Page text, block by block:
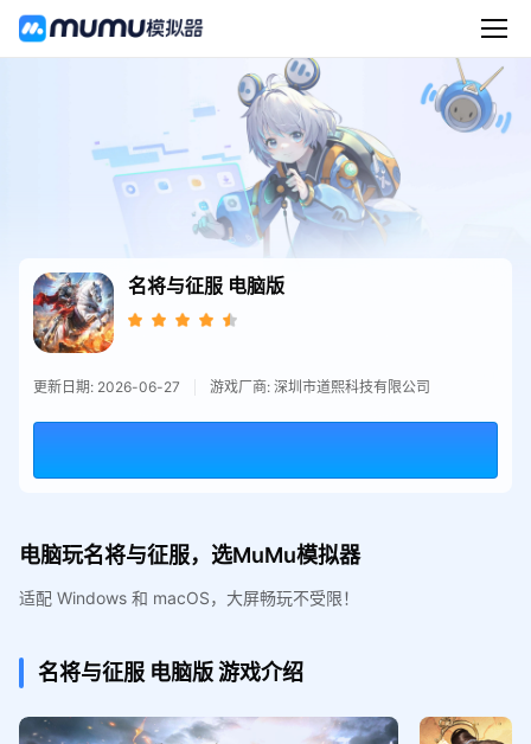
名将与征服 电脑版
更新日期: 2026-06-27 游戏厂商: 深圳市道熙科技有限公司
电脑玩名将与征服，选MuMu模拟器
适配 Windows 和 macOS，大屏畅玩不受限！
名将与征服 电脑版游戏介绍